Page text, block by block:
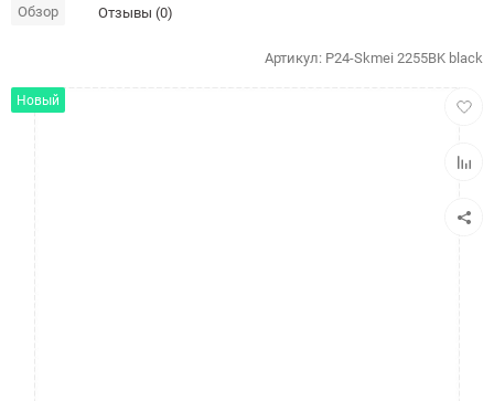
Обзор Отзывы (0)
Новый
Артикул: P24-Skmei 2255BK black